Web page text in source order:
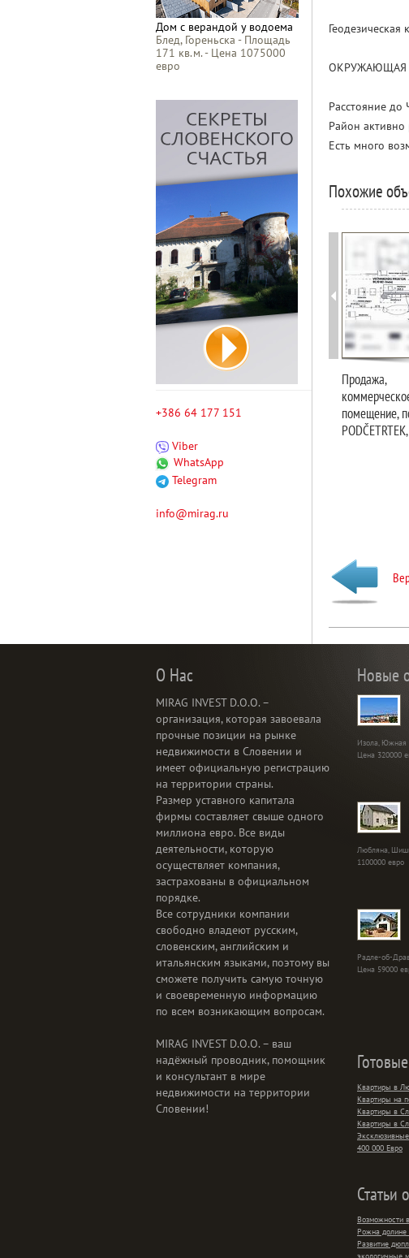
ОКРУЖАЮЩАЯ
Расстояние
Район активно
Есть много
Похожие
Продажа,
помещение,
Дом с верандой у водоема
Блед, Гореньска - Площадь
171 кв.м. - Цена 1075000
евро
+386 64 177 151
Viber
WhatsApp
Telegram
info@mirag.ru
О Нас
MIRAG INVEST D.O.O. –
организация, которая завоевала
прочные позиции на рынке
недвижимости в Словении и
имеет официальную регистрацию
на территории страны.
Размер уставного капитала
фирмы составляет свыше одного
миллиона евро. Все виды
деятельности, которую
осуществляет компания,
застрахованы в официальном
порядке.
Все сотрудники компании
свободно владеют русским,
словенским, английским и
итальянским языками, поэтому вы
сможете получить самую точную
и своевременную информацию
по всем возникающим вопросам.
MIRAG INVEST D.O.O. – ваш
надёжный проводник, помощник
и консультант в мире
недвижимости на территории
Словении!
Новые
Изола, Южная
Цена 320000
Любляна,
1100000 евро
Радле-об-
Цена 59000
Квартиры в
Квартиры на
Квартиры в
Квартиры в
400 000 Евро
Статьи
Возможности
Рожна долине
Развитие